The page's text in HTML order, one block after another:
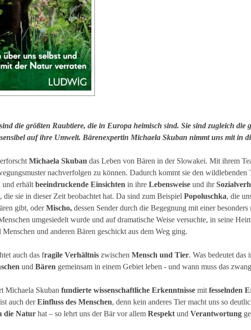
die größten Raubtiere, die in Europa heimisch sind. Sie sind zugleich die
auf ihre Umwelt. Bärenexpertin Michaela Skuban nimmt uns mit in
Michaela Skuban das Leben von Bären in der Slowakei. Mit ihrem
nachverfolgen zu können. Dadurch kommt sie den wildlebenden
und erhältbeeindruckende Einsichtenin ihreLebensweise und ihr
, die sie in dieser Zeit beobachtet hat. Da sind zum BeispielPopoluschka, die
gibt, oderMischo, dessen Sender durch die Begegnung mit einer
umgesiedelt wurde und auf dramatische Weise versuchte, in seine
und anderen Bären geschickt aus dem Weg ging.
auch das fragile Verhältnis zwischenMensch und Tier. Was bedeutet
undBären gemeinsam in einem Gebiet leben - und wann muss das
Michaela Skubanfundierte wissenschaftliche Erkenntnisse mitfesselnden
auch derEinfluss des Menschen, denn kein anderes Tier macht uns so
die Natur hat – so lehrt uns der Bär vor allemRespekt undVerantwortung